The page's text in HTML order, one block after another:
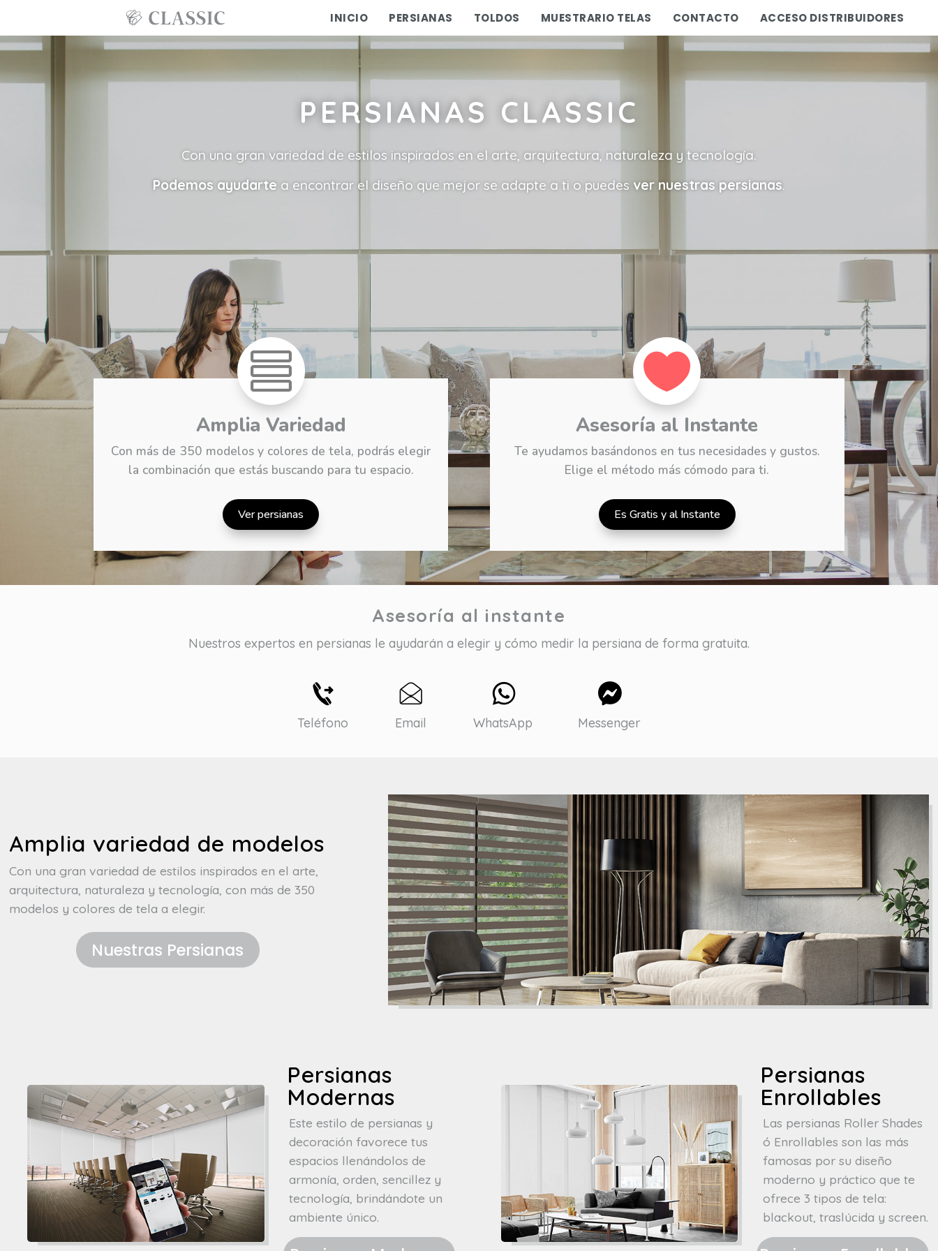
INICIO PERSIANAS TOLDOS MUESTRARIO TELAS CONTACTO ACCESO DISTRIBUIDORES
PERSIANAS CLASSIC
Con una gran variedad de estilos inspirados en el arte, arquitectura, naturaleza y tecnología.
Podemos ayudarte a encontrar el diseño que mejor se adapte a ti o puedes ver nuestras persianas.

Amplia Variedad
Con más de 350 modelos y colores de tela, podrás elegir
la combinación que estás buscando para tu espacio.
Ver persianas

Asesoría al Instante
Te ayudamos basándonos en tus necesidades y gustos.
Elige el método más cómodo para ti.
Es Gratis y al Instante
Asesoría al instante
Nuestros expertos en persianas le ayudarán a elegir y cómo medir la persiana de forma gratuita.
Teléfono Email WhatsApp Messenger
Amplia variedad de modelos
Con una gran variedad de estilos inspirados en el arte,
arquitectura, naturaleza y tecnología, con más de 350
modelos y colores de tela a elegir.
Nuestras Persianas
Persianas
Modernas
Este estilo de persianas y
decoración favorece tus
espacios llenándolos de
armonía, orden, sencillez y
tecnología, brindándote un
ambiente único.
Persianas
Enrollables
Las persianas Roller Shades
ó Enrollables son las más
famosas por su diseño
moderno y práctico que te
ofrece 3 tipos de tela:
blackout, traslúcida y screen.